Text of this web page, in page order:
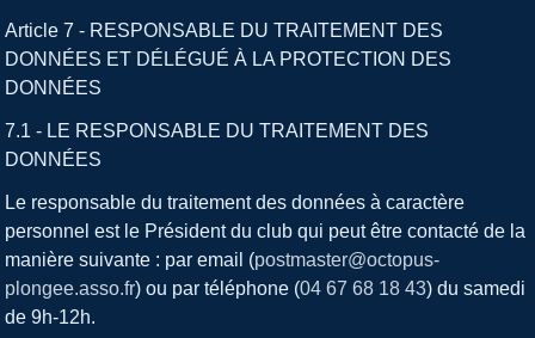
Article 7 - RESPONSABLE DU TRAITEMENT DES
DONNÉES ET DÉLÉGUÉ À LA PROTECTION DES
DONNÉES
7.1 - LE RESPONSABLE DU TRAITEMENT DES
DONNÉES
Le responsable du traitement des données à caractère
personnel est le Président du club qui peut être contacté de la
manière suivante : par email (postmaster@octopus-
plongee.asso.fr) ou par téléphone (04 67 68 18 43)du samedi
de 9h-12h.